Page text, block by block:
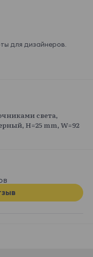
для дизайнеров.
света,
H=25 mm, W=92